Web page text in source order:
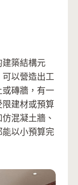
建築結構元
以營造出工
磚牆，有一
建材或預算
混凝土牆、
以小預算完